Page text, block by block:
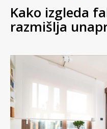
Kako izgleda
razmišlja